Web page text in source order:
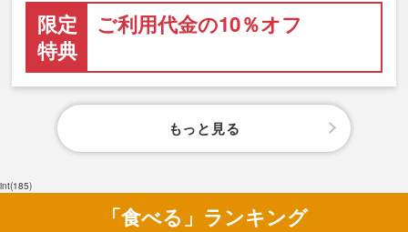
限定
特典
ご利用代金の10％オフ
もっと見る
int(185)
「食べる」ランキング